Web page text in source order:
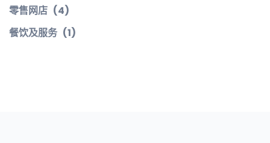
零售网店 (4)
餐饮及服务 (1)